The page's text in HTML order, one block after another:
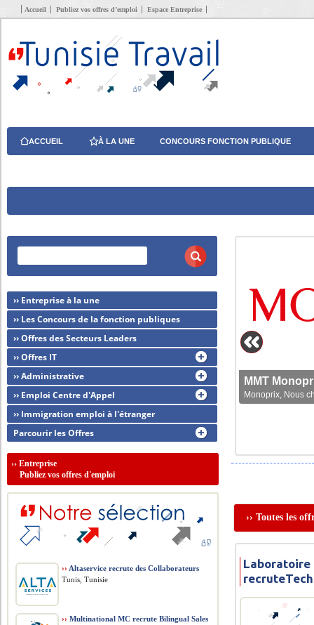
Accueil Publiez vos offres d’emploi Espace Entreprise
ACCUEIL À LA UNE CONCOURS FONCTION PUBLIQUE
MMT
Monoprix, Nous
›› Toutes les
Laboratoire
›› Entreprise à la une
›› Les Concours de la fonction publiques
›› Offres des Secteurs Leaders
›› Offres IT
›› Administrative
›› Emploi Centre d'Appel
›› Immigration emploi à l'étranger
Parcourir les Offres
››Entreprise
Publiez vos offres d'emploi
›› Altaservice recrute des Collaborateurs
Tunis, Tunisie
›› Multinational MC recrute Bilingual Sales